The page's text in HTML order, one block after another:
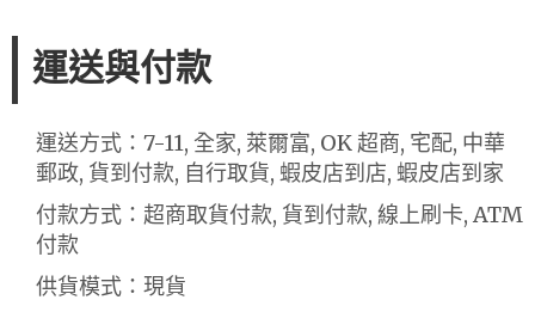
運送與付款
運送方式：7-11, 全家, 萊爾富, OK 超商, 宅配, 中華
郵政, 貨到付款, 自行取貨, 蝦皮店到店, 蝦皮店到家
付款方式：超商取貨付款, 貨到付款, 線上刷卡, ATM
付款
供貨模式：現貨